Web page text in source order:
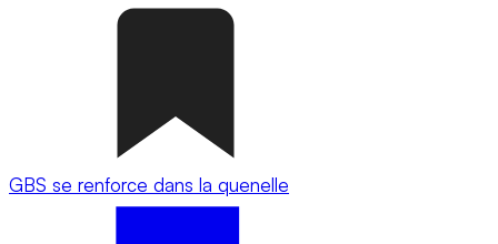
GBS se renforce dans la quenelle